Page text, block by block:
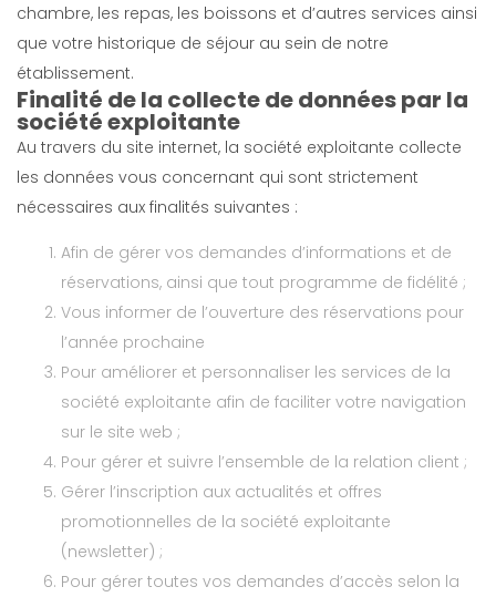
chambre, les repas, les boissons et d’autres services ainsi
que votre historique de séjour au sein de notre
établissement.
Finalité de la collecte de données par la
société exploitante
Au travers du site internet, la société exploitante collecte
les données vous concernant qui sont strictement
nécessaires aux finalités suivantes :
Afin de gérer vos demandes d’informations et de
réservations, ainsi que tout programme de fidélité ;
Vous informer de l’ouverture des réservations pour
l’année prochaine
Pour améliorer et personnaliser les services de la
société exploitante afin de faciliter votre navigation
sur le site web ;
Pour gérer et suivre l’ensemble de la relation client ;
Gérer l’inscription aux actualités et offres
promotionnelles de la société exploitante
(newsletter) ;
Pour gérer toutes vos demandes d’accès selon la